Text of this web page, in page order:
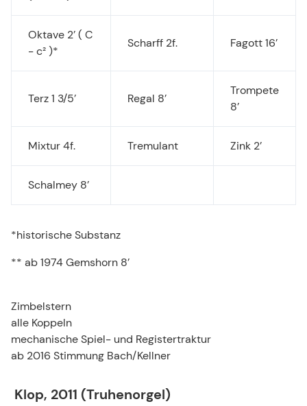
Oktave 2’ ( C
- c² )*
Scharff 2f. Fagott 16’
Terz 1 3/5’ Regal 8’
Trompete
8’
Mixtur 4f. Tremulant Zink 2’
Schalmey 8’
*historische Substanz
** ab 1974 Gemshorn 8’
Zimbelstern
alle Koppeln
mechanische Spiel- und Registertraktur
ab 2016 Stimmung Bach/Kellner
Klop, 2011 (Truhenorgel)